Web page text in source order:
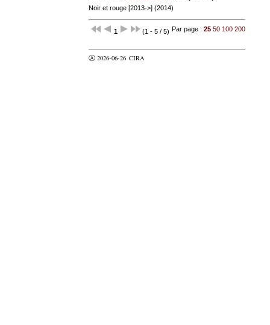
Noir et rouge [2013->] (2014)
1 (1 - 5 / 5) Par page : 25 50 100 200
Ⓐ 2026-06-26 CIRA